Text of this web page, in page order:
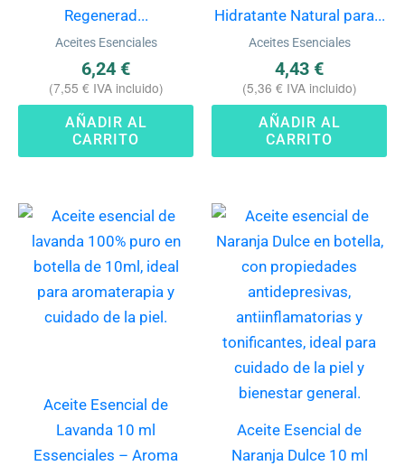
Regenerad...
Aceites Esenciales
6,24 €
(7,55 € IVA incluido)
AÑADIR AL
CARRITO
Hidratante Natural para...
Aceites Esenciales
4,43 €
(5,36 € IVA incluido)
AÑADIR AL
CARRITO
Aceite Esencial de
Lavanda 10 ml
Essenciales – Aroma
Aceite Esencial de
Naranja Dulce 10 ml